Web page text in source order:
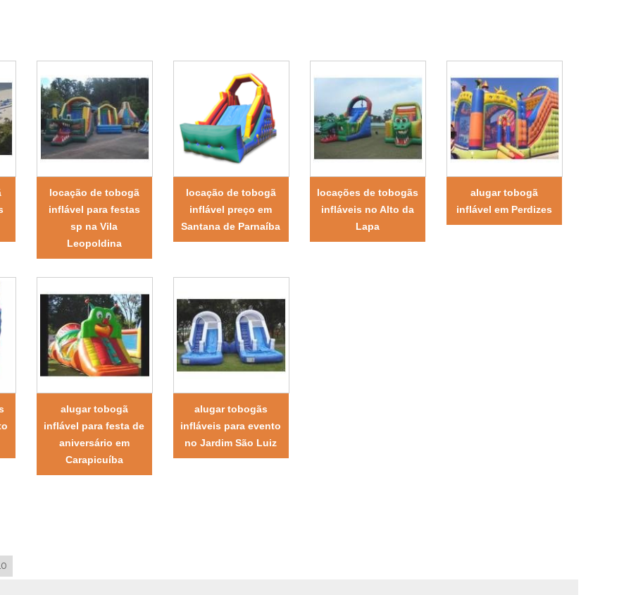
locação de tobogã
inflável para festas
sp na Vila
Leopoldina
locação de tobogã
inflável preço em
Santana de Parnaíba
locações de tobogãs
infláveis no Alto da
Lapa
alugar tobogã
inflável em Perdizes
alugar tobogã
inflável para festa de
aniversário em
Carapicuíba
alugar tobogãs
infláveis para evento
no Jardim São Luiz